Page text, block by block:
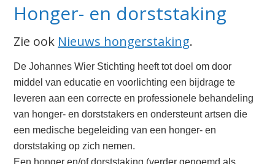
Honger- en dorststaking
Zie ook Nieuws hongerstaking.
De Johannes Wier Stichting heeft tot doel om door
middel van educatie en voorlichting een bijdrage te
leveren aan een correcte en professionele behandeling
van honger- en dorststakers en ondersteunt artsen die
een medische begeleiding van een honger- en
dorststaking op zich nemen.
Een honger en/of dorststaking (verder genoemd als